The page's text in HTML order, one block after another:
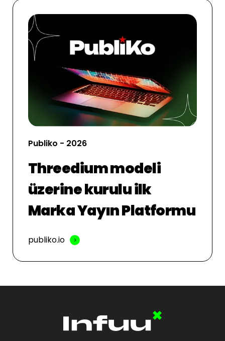
Publiko - 2026
Threedium modeli
üzerine kurulu ilk
Marka Yayın Platformu
publiko.io